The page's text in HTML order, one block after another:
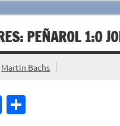
PEÑAROL 1:0
Martin Bachs
Fa C